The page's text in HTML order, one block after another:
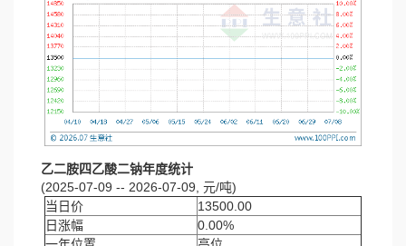
乙二胺四乙酸二钠年度统计
(2025-07-09 -- 2026-07-09, 元/吨)
当日价
13500.00
日涨幅
0.00%